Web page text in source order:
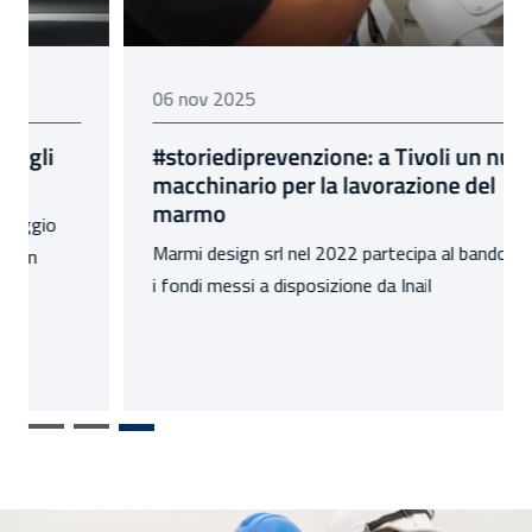
06 novembre 2025
06 nov 2025
#storiediprevenzione: a Tivoli un nuovo
macchinario per la lavorazione del
Marmi design srl nel 2022 partecipa al bando Isi, con
i fondi messi a disposizione da Inail